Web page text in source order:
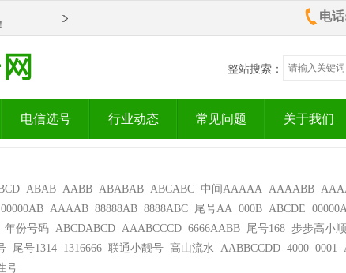
电
整站搜索：
电信选号 行业动态 常见问题 关于我们
ABAB AABB ABABAB ABCABC 中间AAAAA AAAABB
00000AB AAAAB 88888AB 8888ABC 尾号AA 000B ABCDE
年份号码 ABCDABCD AAABCCCD 6666AABB 尾号168 步步高小
尾号1314 1316666 联通小靓号 高山流水 AABBCCDD 4000 0001
号